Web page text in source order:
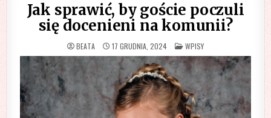
Jak sprawić, by goście poczuli
się docenieni na komunii?
BEATA 17 GRUDNIA, 2024 POSTED
IN
WPISY